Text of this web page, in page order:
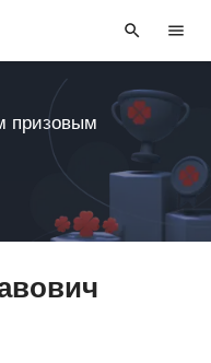
призовым